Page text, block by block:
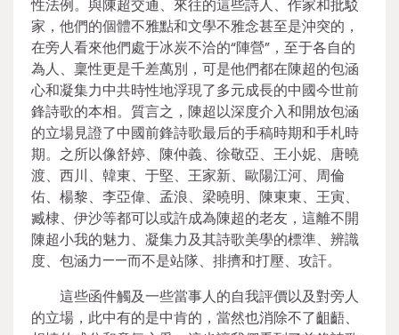
性法例。與陳超交通、來往的這些詩人、作家和批駁
家，他們的個體不雅點和文學不雅念甚至是沖突的，
在旁人看來他們處于冰炭不洽的“陣營”，至于各自的
為人、稟性更是千差萬別，可是他們都在陳超的包涵
心和凝集力中共時性地浮現了多元成長的中國今世前
鋒詩歌的本相。質言之，陳超以深度介入和開放包涵
的立場見證了中國前鋒詩歌最后的手稿時期和手札時
期。之所以像舒婷、陳仲義、徐敬亞、王小妮、唐曉
渡、西川、韓東、于堅、王家新、歐陽江河、周倫
佑、楊黎、李亞偉、孟浪、梁曉明、陳東東、王寅、
臧棣、伊沙等都可以或許成為陳超的老友，這離不開
陳超小我的魅力、凝集力及其詩歌美學的標準、辨識
度、包涵力——而不是站隊、排擠和打壓、攻訐。
這些函件觸及一些當事人的自我評價以及對旁人
的立場，此中有的是中肯的，當然也消除不了齟齬、